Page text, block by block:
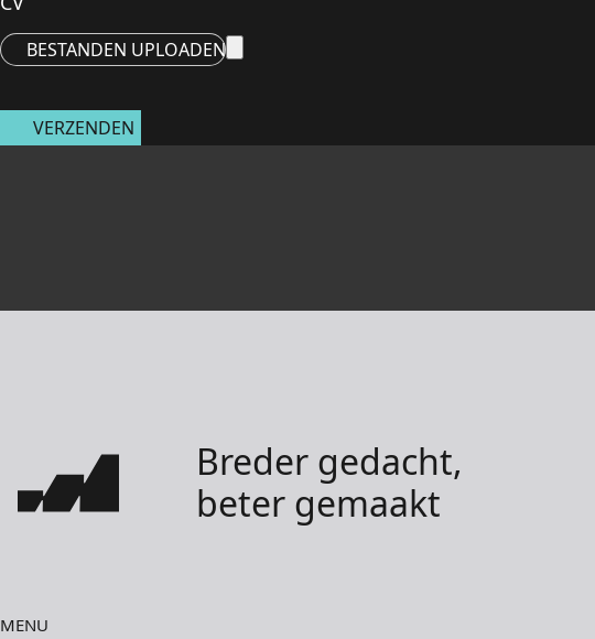
BESTANDEN UPLOADEN
VERZENDEN
Breder gedacht,
beter gemaakt
MENU